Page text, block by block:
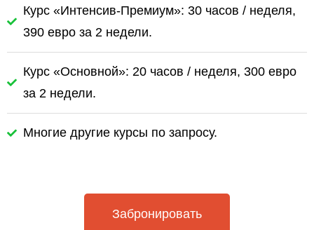
Курс «Интенсив-Премиум»: 30 часов / неделя,
390 евро за 2 недели.
Курс «Основной»: 20 часов / неделя, 300 евро
за 2 недели.
Многие другие курсы по запросу.
Забронировать